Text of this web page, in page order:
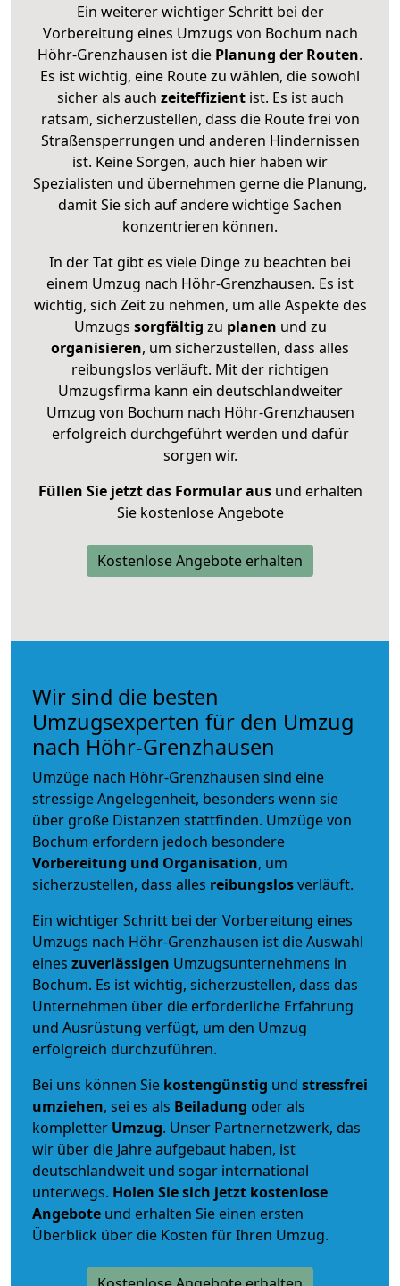
Ein weiterer wichtiger Schritt bei der
Vorbereitung eines Umzugs von Bochum nach
Höhr-Grenzhausen ist die Planung der Routen.
Es ist wichtig, eine Route zu wählen, die sowohl
sicher als auch zeiteffizientist. Es ist auch
ratsam, sicherzustellen, dass die Route frei von
Straßensperrungen und anderen Hindernissen
ist. Keine Sorgen, auch hier haben wir
Spezialisten und übernehmen gerne die Planung,
damit Sie sich auf andere wichtige Sachen
konzentrieren können.
In der Tat gibt es viele Dinge zu beachten bei
einem Umzug nach Höhr-Grenzhausen. Es ist
wichtig, sich Zeit zu nehmen, um alle Aspekte des
Umzugs sorgfältig zu planen und zu
organisieren, um sicherzustellen, dass alles
reibungslos verläuft. Mit der richtigen
Umzugsfirma kann ein deutschlandweiter
Umzug von Bochum nach Höhr-Grenzhausen
erfolgreich durchgeführt werden und dafür
sorgen wir.
Füllen Sie jetzt das Formular ausund erhalten
Sie kostenlose Angebote
Kostenlose Angebote erhalten
Wir sind die besten
Umzugsexperten für den Umzug
nach Höhr-Grenzhausen
Umzüge nach Höhr-Grenzhausen sind eine
stressige Angelegenheit, besonders wenn sie
über große Distanzen stattfinden. Umzüge von
Bochum erfordern jedoch besondere
Vorbereitung und Organisation, um
sicherzustellen, dass alles reibungslosverläuft.
Ein wichtiger Schritt bei der Vorbereitung eines
Umzugs nach Höhr-Grenzhausen ist die Auswahl
eines zuverlässigen Umzugsunternehmens in
Bochum. Es ist wichtig, sicherzustellen, dass das
Unternehmen über die erforderliche Erfahrung
und Ausrüstung verfügt, um den Umzug
erfolgreich durchzuführen.
Bei uns können Sie kostengünstig und stressfrei
umziehen, sei es als Beiladung oder als
kompletter Umzug. Unser Partnernetzwerk, das
wir über die Jahre aufgebaut haben, ist
deutschlandweit und sogar international
unterwegs. Holen Sie sich jetzt kostenlose
Angebote und erhalten Sie einen ersten
Überblick über die Kosten für Ihren Umzug.